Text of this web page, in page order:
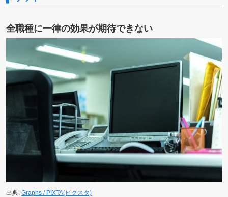
全職種に一律の効果が期待できない
出典: Graphs / PIXTA(ピクスタ)